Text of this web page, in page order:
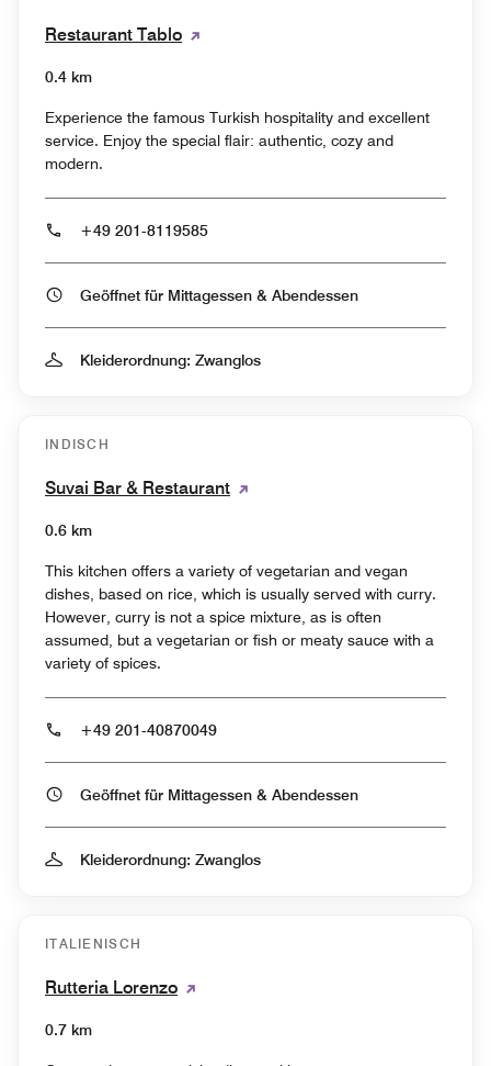
Restaurant Tablo
0.4 km
Experience the famous Turkish hospitality and excellent
service. Enjoy the special flair: authentic, cozy and
modern.
+49 201-8119585
Geöffnet für Mittagessen & Abendessen
Kleiderordnung: Zwanglos
INDISCH
Suvai Bar & Restaurant
0.6 km
This kitchen offers a variety of vegetarian and vegan
dishes, based on rice, which is usually served with curry.
However, curry is not a spice mixture, as is often
assumed, but a vegetarian or fish or meaty sauce with a
variety of spices.
+49 201-40870049
Geöffnet für Mittagessen & Abendessen
Kleiderordnung: Zwanglos
ITALIENISCH
Rutteria Lorenzo
0.7 km